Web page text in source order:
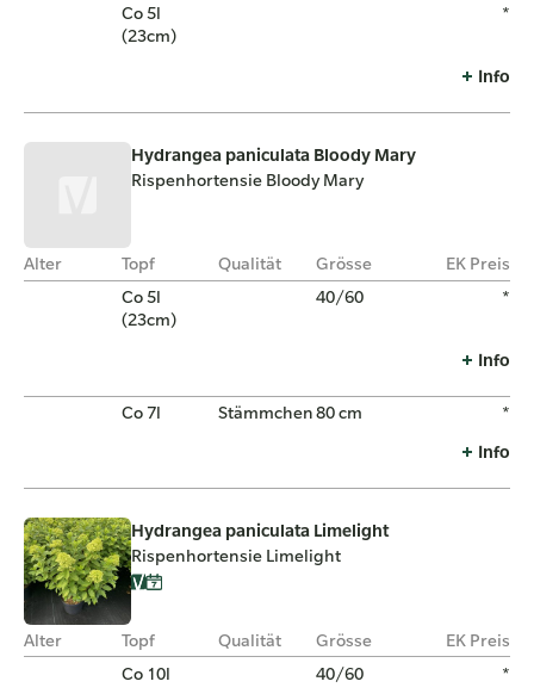
Co 5l
(23cm)
*
Info
Hydrangea paniculata Bloody Mary
Rispenhortensie Bloody Mary
Alter Topf Qualität Grösse
EK Preis
Co 5l
(23cm)
40/60 *
Info
Co 7l Stämmchen80 cm *
Info
Hydrangea paniculata Limelight
Rispenhortensie Limelight
Alter Topf Qualität Grösse
EK Preis
Co 10l
40/60 *